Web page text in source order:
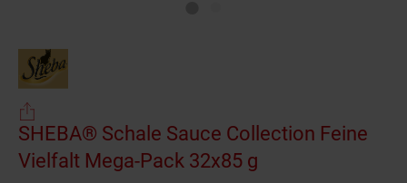
SHEBA® Schale Sauce Collection Feine
Vielfalt Mega-Pack 32x85 g